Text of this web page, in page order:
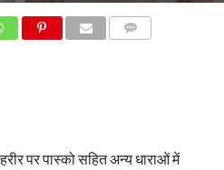
पर पास्को सहित अन्य धाराओं में